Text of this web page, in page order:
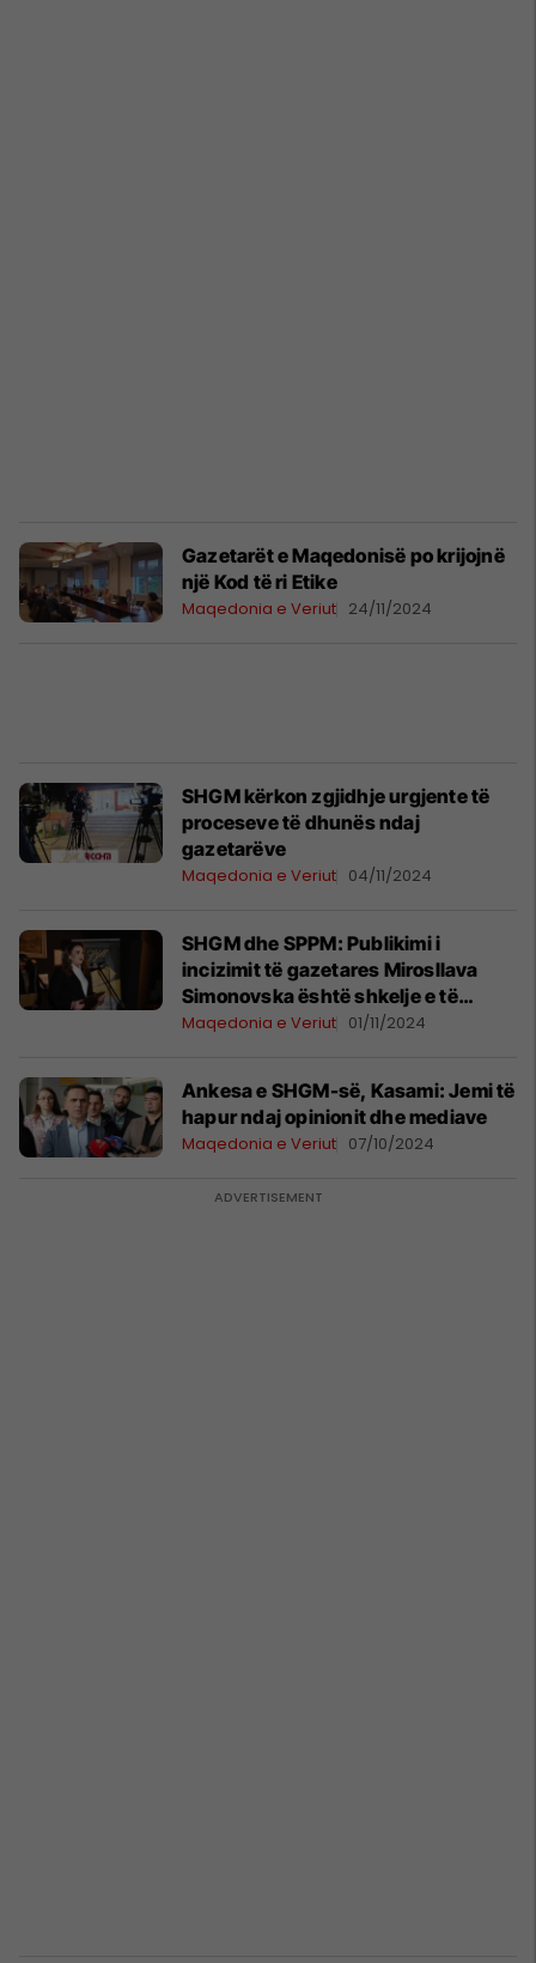
Gazetarët e Maqedonisë po krijojnë
një Kod të ri Etike
Maqedonia e Veriut 24/11/2024
SHGM kërkon zgjidhje urgjente të
proceseve të dhunës ndaj
gazetarëve
Maqedonia e Veriut 04/11/2024
SHGM dhe SPPM: Publikimi i
incizimit të gazetares Mirosllava
Simonovska është shkelje e të
drejtave private
Maqedonia e Veriut 01/11/2024
Ankesa e SHGM-së, Kasami: Jemi të
hapur ndaj opinionit dhe mediave
Maqedonia e Veriut 07/10/2024